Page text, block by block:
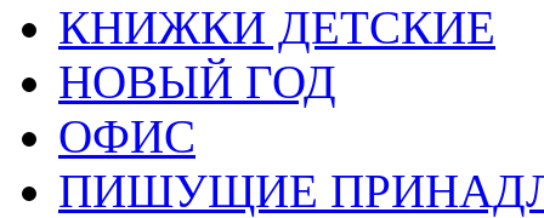
КНИЖКИ ДЕТСКИЕ
НОВЫЙ ГОД
ОФИС
ПИШУЩИЕ